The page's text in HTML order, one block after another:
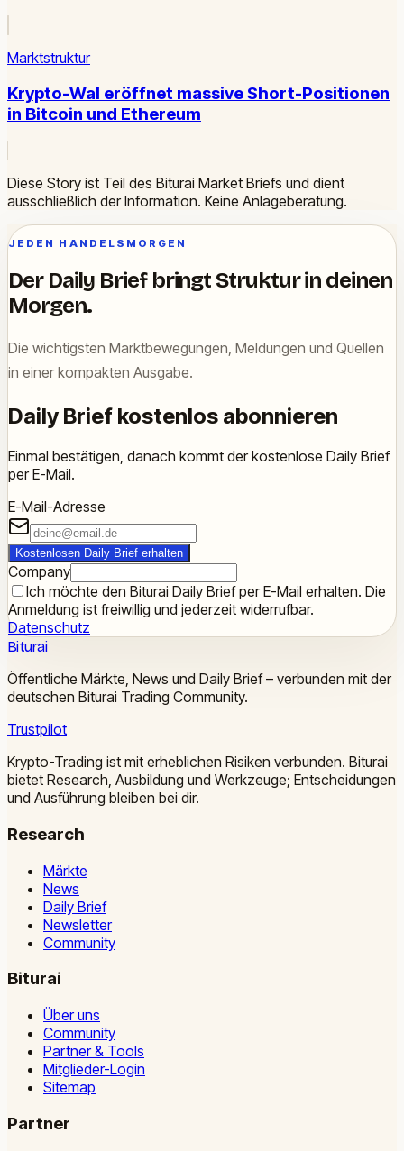
Marktstruktur
Krypto-Wal eröffnet massive Short-Positionen
in Bitcoin und Ethereum
Diese Story ist Teil des Biturai Market Briefs und dient
ausschließlich der Information. Keine Anlageberatung.
JEDEN HANDELSMORGEN
Der Daily Brief bringt Struktur in deinen
Morgen.
Die wichtigsten Marktbewegungen, Meldungen und Quellen
in einer kompakten Ausgabe.
Daily Brief kostenlos abonnieren
Einmal bestätigen, danach kommt der kostenlose Daily Brief
per E-Mail.
E-Mail-Adresse
Kostenlosen Daily Brief erhalten
Company
Ich möchte den Biturai Daily Brief per E-Mail erhalten. Die
Anmeldung ist freiwillig und jederzeit widerrufbar.
Datenschutz
Biturai
Öffentliche Märkte, News und Daily Brief – verbunden mit der
deutschen Biturai Trading Community.
Trustpilot
Krypto-Trading ist mit erheblichen Risiken verbunden. Biturai
bietet Research, Ausbildung und Werkzeuge; Entscheidungen
und Ausführung bleiben bei dir.
Research
Märkte
News
Daily Brief
Newsletter
Community
Biturai
Über uns
Community
Partner & Tools
Mitglieder-Login
Sitemap
Partner